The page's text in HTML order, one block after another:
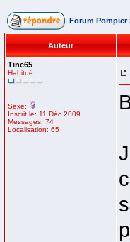
Forum Pompier
Auteur
Tine65
Habitué
Sexe:
Inscrit le: 11 Déc 2009
Messages: 74
Localisation: 65